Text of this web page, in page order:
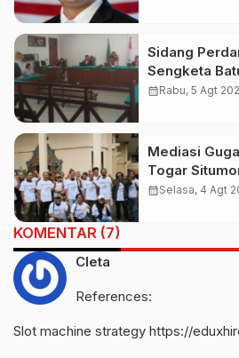
Sidang
Sengketa
Hukum
calendar_monthRabu, 5 Agt
Mediasi
Togar
Media Pilih
calendar_monthSelasa, 4 Agt
KOMENTAR (7)
Cleta
References:
Slot machine strategy https://